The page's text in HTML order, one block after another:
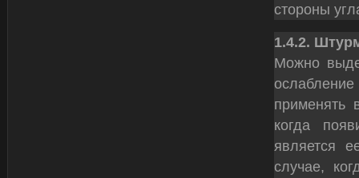
стороны
1.4.2.
Можно
применять
когда
является
случае,